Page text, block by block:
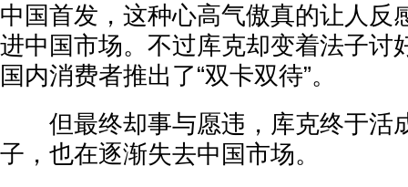
中国首发，这种心高气傲真的让人反
进中国市场。不过库克却变着法子讨
国内消费者推出了“双卡双待”。
但最终却事与愿违，库克终于活
子，也在逐渐失去中国市场。